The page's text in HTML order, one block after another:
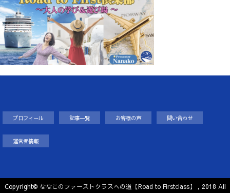
プロフィール 記事一覧 お客様の声 問い合わせ
運営者情報
Copyright© ななこのファーストクラスへの道【Road to Firstclass】 , 2018 All